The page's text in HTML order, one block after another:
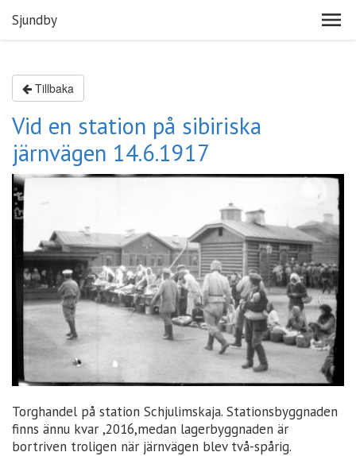
Sjundby
Tillbaka
Vid en station på sibiriska
järnvägen 14.6.1917
Torghandel på station Schjulimskaja. Stationsbyggnaden
finns ännu kvar ,2016,medan lagerbyggnaden är
bortriven troligen när järnvägen blev två-spårig.